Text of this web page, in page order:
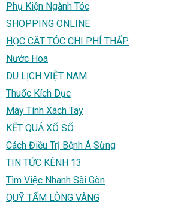
Phụ Kiện Ngành Tóc
SHOPPING ONLINE
HỌC CẮT TÓC CHI PHÍ THẤP
Nước Hoa
DU LỊCH VIỆT NAM
Thuốc Kích Dục
Máy Tính Xách Tay
KẾT QUẢ XỔ SỐ
Cách Điều Trị Bệnh Á Sừng
TIN TỨC KÊNH 13
Tìm Việc Nhanh Sài Gòn
QUỸ TẤM LÒNG VÀNG